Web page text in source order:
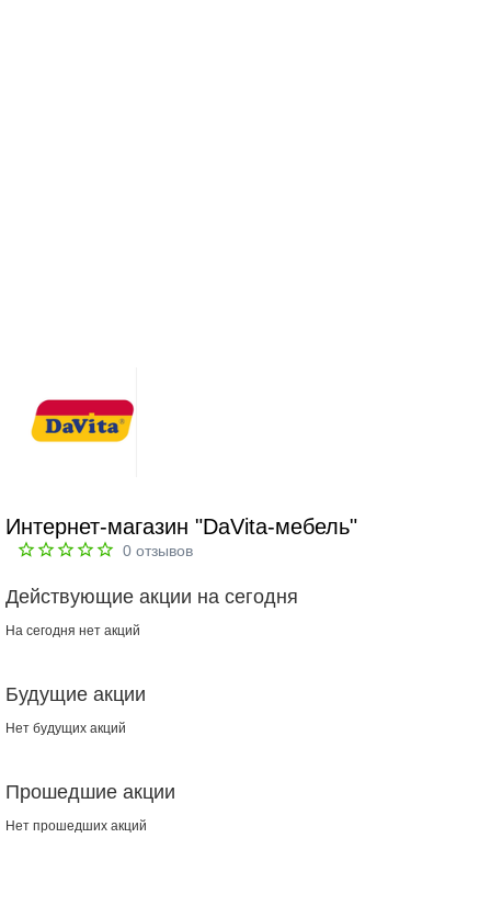
Интернет-магазин "DaVita-мебель"
0 отзывов
Действующие акции на сегодня
На сегодня нет акций
Будущие акции
Нет будущих акций
Прошедшие акции
Нет прошедших акций